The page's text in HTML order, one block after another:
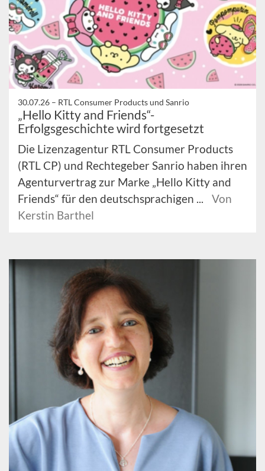
30.07.26 – RTL Consumer Products und Sanrio
„Hello Kitty and Friends“-
Erfolgsgeschichte wird fortgesetzt
Die Lizenzagentur RTL Consumer Products
(RTL CP) und Rechtegeber Sanrio haben ihren
Agenturvertrag zur Marke „Hello Kitty and
Friends“ für den deutschsprachigen ...
Von
Kerstin Barthel